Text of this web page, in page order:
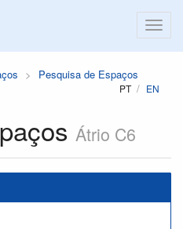
Pesquisa de Espaços
PT EN
Átrio C6